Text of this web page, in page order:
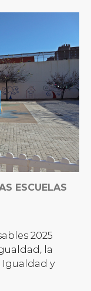
ESCUELAS
2025
la
Igualdad y